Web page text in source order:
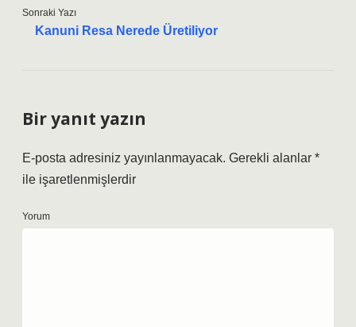
Sonraki Yazı
Kanuni Resa Nerede Üretiliyor
Bir yanıt yazın
E-posta adresiniz yayınlanmayacak. Gerekli alanlar *
ile işaretlenmişlerdir
Yorum